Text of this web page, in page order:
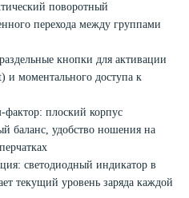
поворотный
перехода между группами
кнопки для активации
моментального доступа к
плоский корпус
баланс, удобство ношения на
светодиодный индикатор в
текущий уровень заряда каждой